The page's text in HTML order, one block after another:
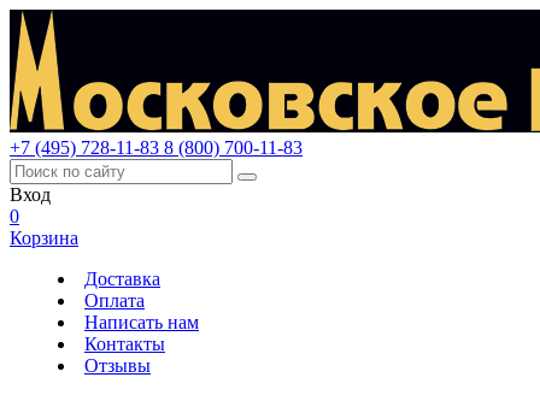
+7 (495) 728-11-83 8 (800) 700-11-83
Вход
0
Корзина
Доставка
Оплата
Написать нам
Контакты
Отзывы